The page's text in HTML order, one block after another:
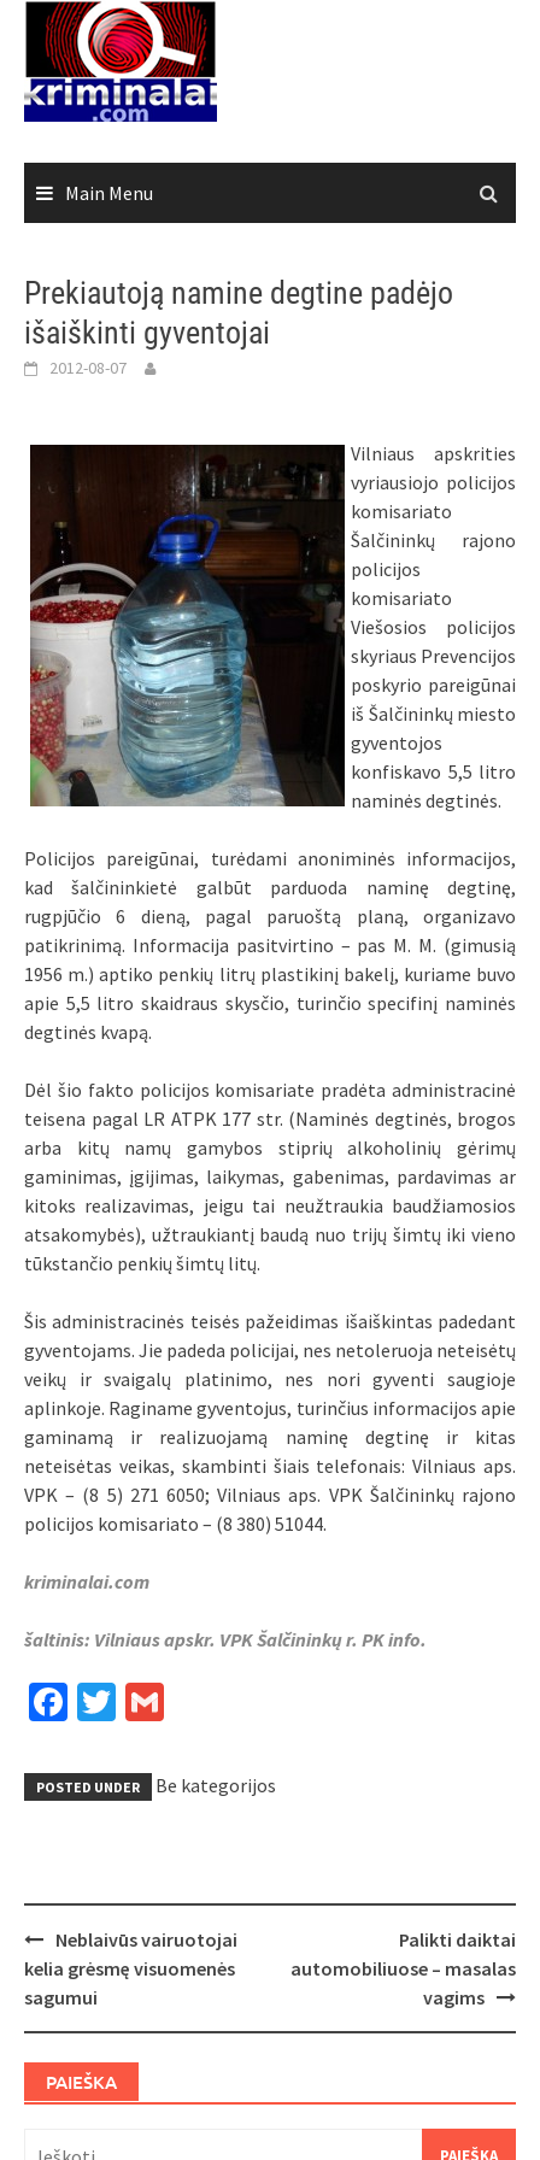
content
Main Menu
Prekiautoją namine degtine padėjo
išaiškinti gyventojai
2012-08-07
Vilniaus apskrities
vyriausiojo policijos
komisariato
Šalčininkų rajono
policijos
komisariato
Viešosios policijos
skyriaus Prevencijos
poskyrio pareigūnai
iš Šalčininkų miesto
gyventojos
konfiskavo 5,5 litro
naminės degtinės.
Policijos pareigūnai, turėdami anoniminės informacijos,
kad šalčininkietė galbūt parduoda naminę degtinę,
rugpjūčio 6 dieną, pagal paruoštą planą, organizavo
patikrinimą. Informacija pasitvirtino – pas M. M. (gimusią
1956 m.) aptiko penkių litrų plastikinį bakelį, kuriame buvo
apie 5,5 litro skaidraus skysčio, turinčio specifinį naminės
degtinės kvapą.
Dėl šio fakto policijos komisariate pradėta administracinė
teisena pagal LR ATPK 177 str. (Naminės degtinės, brogos
arba kitų namų gamybos stiprių alkoholinių gėrimų
gaminimas, įgijimas, laikymas, gabenimas, pardavimas ar
kitoks realizavimas, jeigu tai neužtraukia baudžiamosios
atsakomybės), užtraukiantį baudą nuo trijų šimtų iki vieno
tūkstančio penkių šimtų litų.
Šis administracinės teisės pažeidimas išaiškintas padedant
gyventojams. Jie padeda policijai, nes netoleruoja neteisėtų
veikų ir svaigalų platinimo, nes nori gyventi saugioje
aplinkoje. Raginame gyventojus, turinčius informacijos apie
gaminamą ir realizuojamą naminę degtinę ir kitas
neteisėtas veikas, skambinti šiais telefonais: Vilniaus aps.
VPK – (8 5) 271 6050; Vilniaus aps. VPK Šalčininkų rajono
policijos komisariato – (8 380) 51044.
kriminalai.com
šaltinis: Vilniaus apskr. VPK Šalčininkų r. PK info.
Facebook
Twitter
POSTED UNDER Be kategorijos
Post
navigation
Neblaivūs vairuotojai
kelia grėsmę visuomenės
sagumui
Palikti daiktai
automobiliuose – masalas
vagims
PAIEŠKA